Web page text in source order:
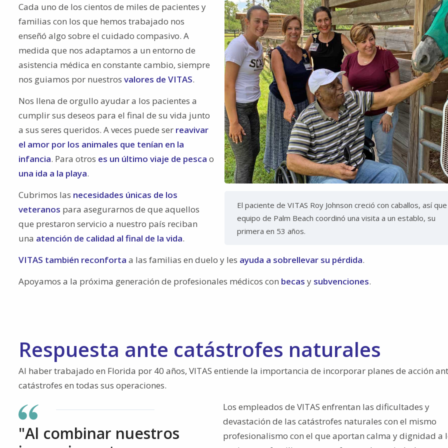
El paciente de VITAS Roy Johnson creció con caballos, así
equipo de Palm Beach coordinó una visita a un establo, su
primera en 53 años.
Cada uno de los cientos de miles de pacientes y
familias con los que hemos trabajado nos
enseñó algo sobre el cuidado compasivo. A
medida que nos adaptamos a un entorno de
asistencia médica en constante cambio, siempre
nos guiamos por nuestros valores de VITAS.
Nos llena de orgullo ayudar a los pacientes a
cumplir sus deseos para el final de su vida junto
a sus seres queridos. A veces puede ser reavivar
el amor por los animales que tenían en la
infancia. Para otros es un último viaje de pesca o
una ida a la playa.
Cubrimos las necesidades únicas de los
veteranos para asegurarnos de que aquellos
que prestaron servicio a nuestro país reciban
una atención de calidad al final de la vida.
VITAS también reconforta a las familias en duelo y les ayuda a sobrellevar su pérdida.
Apoyamos a la próxima generación de profesionales médicos con becas y subvenciones.
Respuesta ante catástrofes naturales
Al haber trabajado en Florida por 40 años, VITAS entiende la importancia de incorporar planes de acción
catástrofes en todas sus operaciones.
"Al combinar nuestros
Los empleados de VITAS enfrentan las dificultades y
devastación de las catástrofes naturales con el mismo
profesionalismo con el que aportan calma y dignidad a